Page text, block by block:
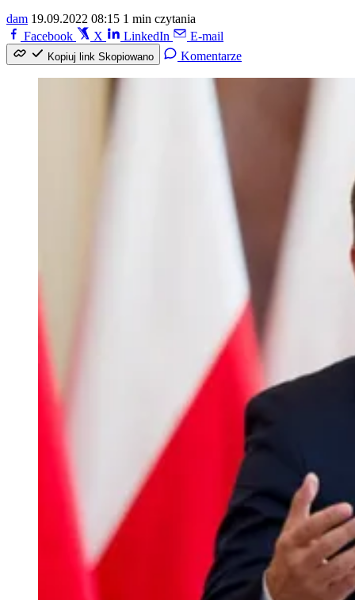
dam 19.09.2022 08:15 1 min czytania
Facebook
X LinkedIn E-mail
Kopiuj link Skopiowano Komentarze